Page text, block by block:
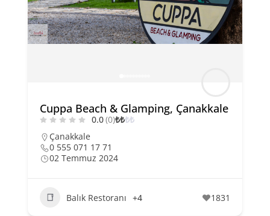
Cuppa Beach & Glamping, Çanakkale
0.0(0)₺₺₺₺
Çanakkale
0 555 071 17 71
02 Temmuz 2024
Balık Restoranı +4 1831